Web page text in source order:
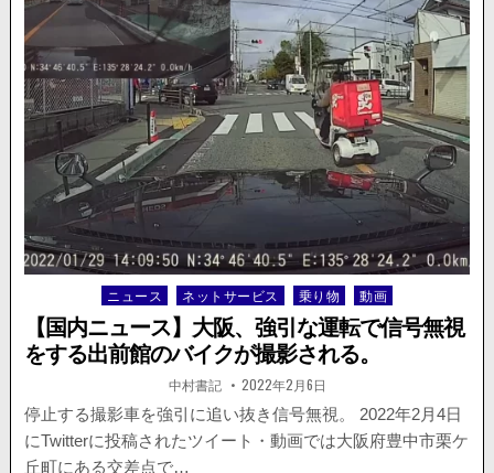
台
車、
落
下
物
が
撮
影
車
に
東
北
動
車
道
で
の
事
故
Posted
ニュース ネットサービス 乗り物 動画
【国内ニュース】大阪、強引な運転で信号無視
をする出前館のバイクが撮影される。
著
者:
中村書記 掲
載
日：
2022年2月6日
停止する撮影車を強引に追い抜き信号無視。 2022年2月4日
にTwitterに投稿されたツイート・動画では大阪府豊中市栗ケ
丘町にある交差点で…